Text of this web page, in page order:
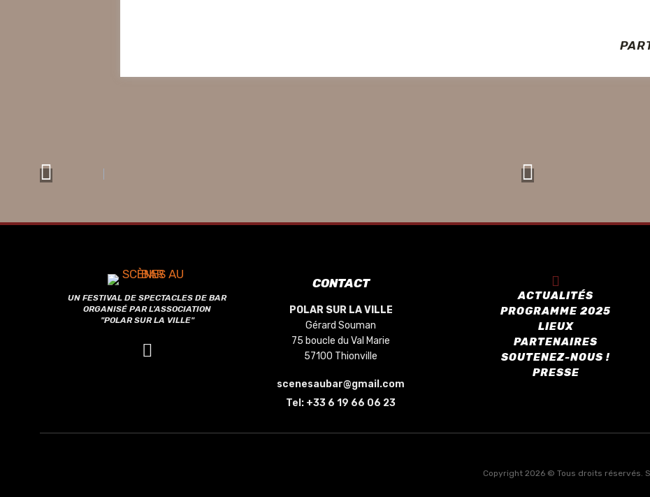
UN FESTIVAL DE SPECTACLES DE BAR
ORGANISÉ PAR L'ASSOCIATION
"POLAR SUR LA VILLE"
CONTACT
POLAR SUR LA VILLE
Gérard Souman
75 boucle du Val Marie
57100 Thionville
scenesaubar@gmail.com
Tel: +33 6 19 66 06 23
ACTUALITÉS
PROGRAMME 2025
LIEUX
PARTENAIRES
SOUTENEZ-NOUS !
PRESSE
Copyright 2026 © Tous droits réservés.